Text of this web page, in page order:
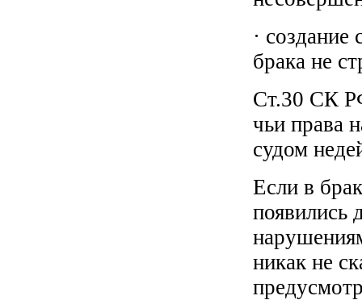
·
брака не
Ст.30 СК
чьи права
судом
Если в
появились
никак не